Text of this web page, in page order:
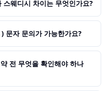
웨디시 차이는 무엇인가요?
문자 문의가 가능한가요?
전 무엇을 확인해야 하나